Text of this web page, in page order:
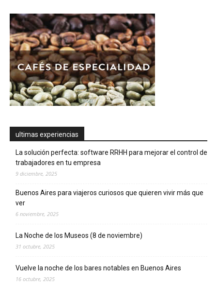
ultimas experiencias
La solución perfecta: software RRHH para mejorar el control de
trabajadores en tu empresa
9 diciembre, 2025
Buenos Aires para viajeros curiosos que quieren vivir más que
ver
6 noviembre, 2025
La Noche de los Museos (8 de noviembre)
31 octubre, 2025
Vuelve la noche de los bares notables en Buenos Aires
16 octubre, 2025